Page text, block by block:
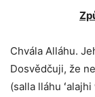
Chvála Alláhu.
Dosvědčuji, že
(salla lláhu